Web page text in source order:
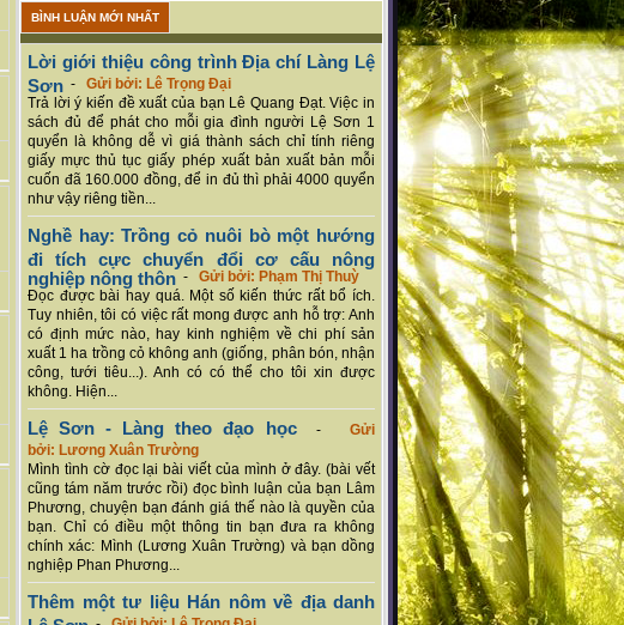
BÌNH LUẬN MỚI NHẤT
Lời giới thiệu công trình Địa chí Làng Lệ
Sơn - Gửi bởi: Lê Trọng Đại
Trả lời ý kiến đề xuất của bạn Lê Quang Đạt. Việc in
sách đủ để phát cho mỗi gia đình người Lệ Sơn 1
quyển là không dễ vì giá thành sách chỉ tính riêng
giấy mực thủ tục giấy phép xuất bản xuất bản mỗi
cuốn đã 160.000 đồng, để in đủ thì phải 4000 quyển
như vậy riêng tiền...
Nghề hay: Trồng cỏ nuôi bò một hướng
đi tích cực chuyển đổi cơ cấu nông
nghiệp nông thôn - Gửi bởi: Phạm Thị Thuỳ
Đọc được bài hay quá. Một số kiến thức rất bổ ích.
Tuy nhiên, tôi có việc rất mong được anh hỗ trợ: Anh
có định mức nào, hay kinh nghiệm về chi phí sản
xuất 1 ha trồng cỏ không anh (giống, phân bón, nhận
công, tưới tiêu...). Anh có có thể cho tôi xin được
không. Hiện...
Lệ Sơn - Làng theo đạo học-Gửi
bởi: Lương Xuân Trường
Mình tình cờ đọc lại bài viết của mình ở đây. (bài vết
cũng tám năm trước rồi) đọc bình luận của bạn Lâm
Phương, chuyện bạn đánh giá thế nào là quyền của
bạn. Chỉ có điều một thông tin bạn đưa ra không
chính xác: Mình (Lương Xuân Trường) và bạn dồng
nghiệp Phan Phương...
Thêm một tư liệu Hán nôm về địa danh